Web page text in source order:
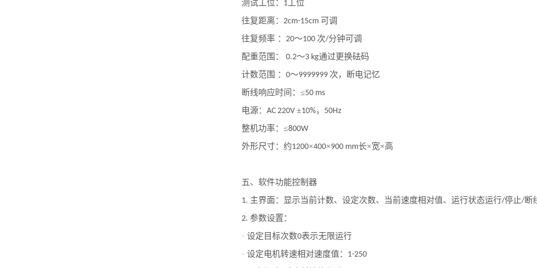
测试工位 ： 1工位
往复距离 ： 2cm-15cm 可调
往复频率 ： 20～100 次/分钟可调
配重范围 ： 0.2～3 kg通过更换砝码
计数范围 ： 0～9999999 次，断电记忆
断线响应时间 ： ≤50 ms
电源 ： AC 220V ±10%， 50Hz
整机功率： ≤800W
外形尺寸： 约1200×400×900 mm长×宽×高
五、软件功能控制器
1. 主界面：显示当前计数、设定次数、当前速度相对值、运行状态运行/停止/断
2. 参数设置：
· 设定目标次数0表示无限运行
· 设定电机转速相对速度值： 1-250